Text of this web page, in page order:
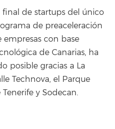
final de startups del único
de preaceleración
empresas con base
de Canarias, ha
posible gracias a La
Technova, el Parque
y Sodecan.